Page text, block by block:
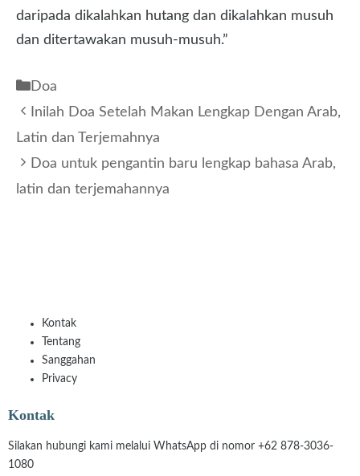
daripada dikalahkan hutang dan dikalahkan musuh
dan ditertawakan musuh-musuh.”
Kategori
Doa
Inilah Doa Setelah Makan Lengkap Dengan Arab,
Latin dan Terjemahnya
Doa untuk pengantin baru lengkap bahasa Arab,
latin dan terjemahannya
Kontak
Tentang
Sanggahan
Privacy
Kontak
Silakan hubungi kami melalui WhatsApp di nomor +62 878-3036-
1080